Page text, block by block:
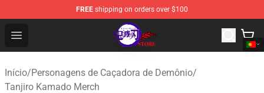
FREE shipping on orders over $100
Open menu
Kimetsu no Yaiba Store - Official Kimetsu no Yaiba
Início/Personagens de Caçadora de Demônio/
Tanjiro Kamado Merch